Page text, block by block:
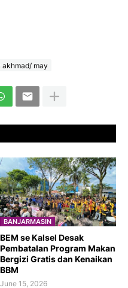
akhmad/ may
BANJARMASIN
BEM se Kalsel Desak
Pembatalan Program Makan
Bergizi Gratis dan Kenaikan
BBM
June 15, 2026